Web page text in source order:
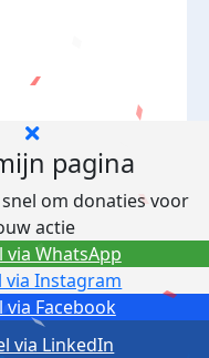
pagina
om donaties voor
actie
Facebook
via Instagram
via LinkedIn
via WhatsApp